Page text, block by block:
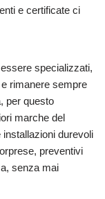
e certificate ci
specializzati,
rimanere sempre
per questo
marche del
durevoli
preventivi
senza mai